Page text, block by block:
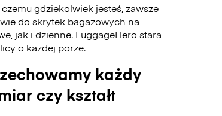
gdziekolwiek jesteś, zawsze
do skrytek bagażowych na
jak i dzienne. LuggageHero stara
o każdej porze.
każdy
czy kształt